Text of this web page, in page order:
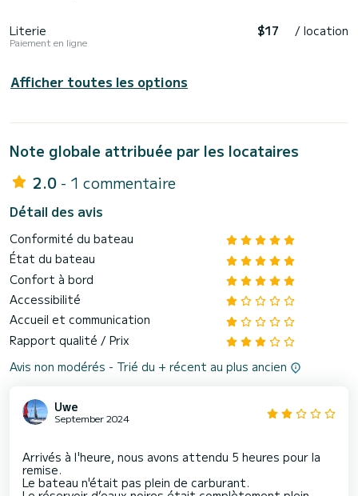
Literie
Paiement en ligne
$17 / location
Afficher toutes les options
Note globale attribuée par les locataires
2.0 - 1 commentaire
Détail des avis
Conformité du bateau
État du bateau
Confort à bord
Accessibilité
Accueil et communication
Rapport qualité / Prix
Avis non modérés - Trié du + récent au plus ancien
Uwe
September 2024
Arrivés à l'heure, nous avons attendu 5 heures pour la
remise.
Le bateau n'était pas plein de carburant.